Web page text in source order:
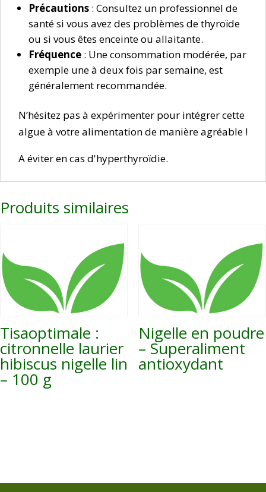
Précautions : Consultez un professionnel de
santé si vous avez des problèmes de thyroïde
ou si vous êtes enceinte ou allaitante.
Fréquence : Une consommation modérée, par
exemple une à deux fois par semaine, est
généralement recommandée.
N’hésitez pas à expérimenter pour intégrer cette
algue à votre alimentation de manière agréable !
A éviter en cas d'hyperthyroïdie.
Produits similaires
Tisaoptimale :
citronnelle laurier
hibiscus nigelle lin
– 100 g
Nigelle en poudre
– Superaliment
antioxydant